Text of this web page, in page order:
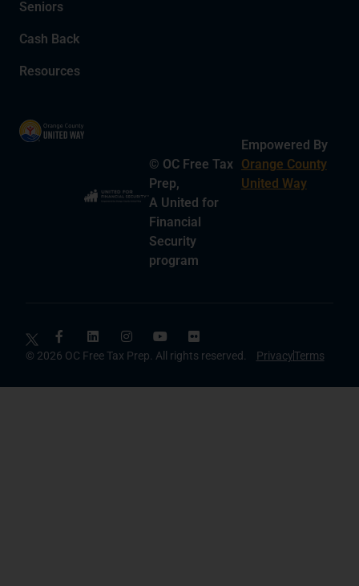
Seniors
Cash Back
Resources
© OC Free Tax
Prep,
A United for
Financial
Security
program
Empowered By
Orange County
United Way
© 2026 OC Free Tax Prep. All rights reserved. PrivacyTerms